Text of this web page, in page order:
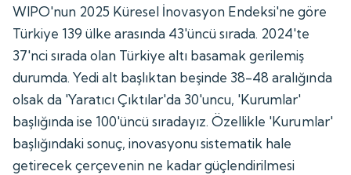
WIPO'nun 2025 Küresel İnovasyon Endeksi'ne göre
Türkiye 139 ülke arasında 43'üncü sırada. 2024'te
37'nci sırada olan Türkiye altı basamak gerilemiş
durumda. Yedi alt başlıktan beşinde 38-48 aralığında
olsak da 'Yaratıcı Çıktılar'da 30'uncu, 'Kurumlar'
başlığında ise 100'üncü sıradayız. Özellikle 'Kurumlar'
başlığındaki sonuç, inovasyonu sistematik hale
getirecek çerçevenin ne kadar güçlendirilmesi